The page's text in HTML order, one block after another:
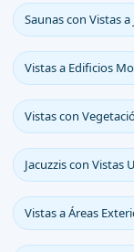
Saunas con Vistas a
Vistas a Edificios
Vistas con
Jacuzzis con Vistas
Vistas a Áreas